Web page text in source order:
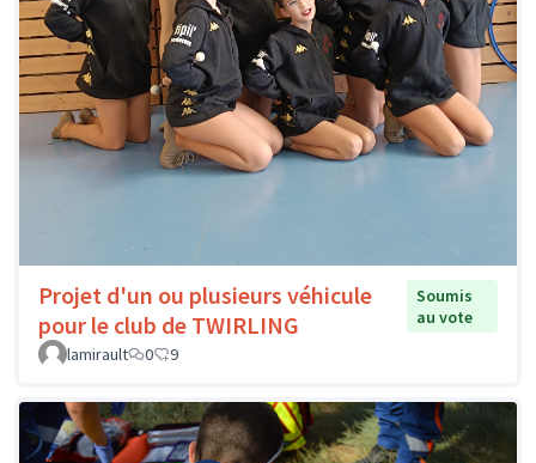
Projet d'un ou plusieurs véhicule
pour le club de TWIRLING
Soumis
au vote
lamirault
0 9